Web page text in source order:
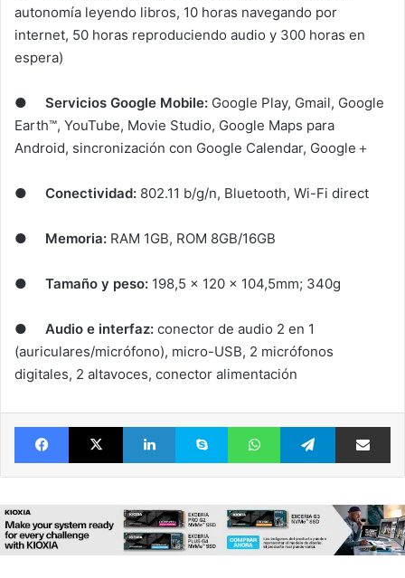
autonomía leyendo libros, 10 horas navegando por
internet, 50 horas reproduciendo audio y 300 horas en
espera)
● Servicios Google Mobile: Google Play, Gmail, Google
Earth™, YouTube, Movie Studio, Google Maps para
Android, sincronización con Google Calendar, Google＋
● Conectividad: 802.11 b/g/n, Bluetooth, Wi-Fi direct
● Memoria: RAM 1GB, ROM 8GB/16GB
● Tamaño y peso: 198,5 x 120 x 104,5mm; 340g
● Audio e interfaz: conector de audio 2 en 1
(auriculares/micrófono), micro-USB, 2 micrófonos
digitales, 2 altavoces, conector alimentación
FacebookX LinkedIn Skype WhatsAppTelegram